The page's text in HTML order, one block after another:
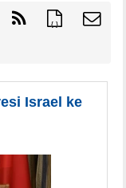
{ }
Israel ke